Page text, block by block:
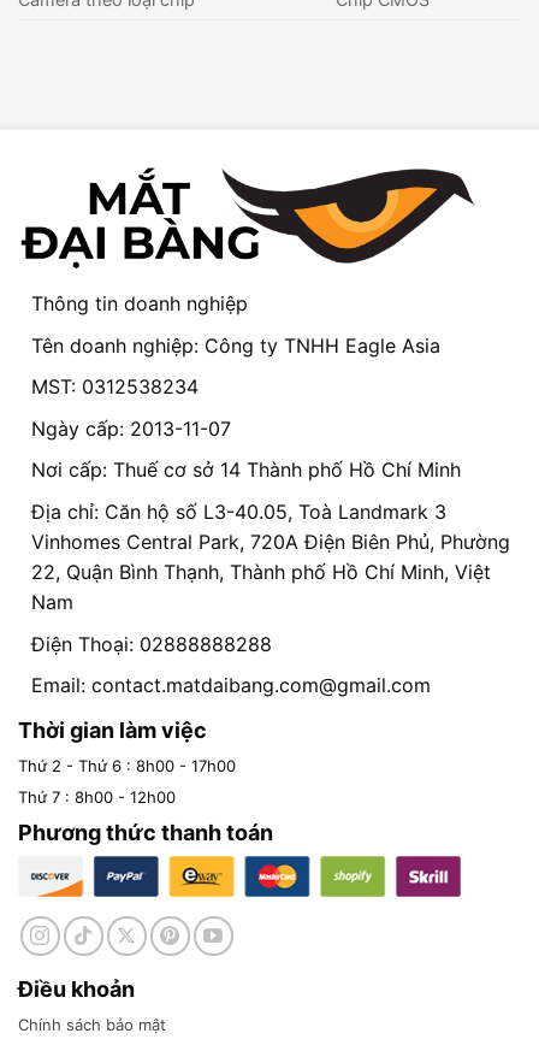
Thông tin doanh nghiệp
Tên doanh nghiệp: Công ty TNHH Eagle Asia
MST: 0312538234
Ngày cấp: 2013-11-07
Nơi cấp: Thuế cơ sở 14 Thành phố Hồ Chí Minh
Địa chỉ: Căn hộ số L3-40.05, Toà Landmark 3
Vinhomes Central Park, 720A Điện Biên Phủ, Phường
22, Quận Bình Thạnh, Thành phố Hồ Chí Minh, Việt
Nam
Điện Thoại: 02888888288
Email: contact.matdaibang.com@gmail.com
Thời gian làm việc
Thứ 2 - Thứ 6 : 8h00 - 17h00
Thứ 7 : 8h00 - 12h00
Phương thức thanh toán
Điều khoản
Chính sách bảo mật